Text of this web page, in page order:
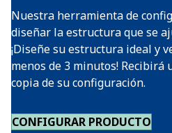
Nuestra herramienta de
diseñar la estructura que se
¡Diseñe su estructura ideal y
menos de 3 minutos! Recibirá
copia de su configuración.
CONFIGURAR PRODUCTO